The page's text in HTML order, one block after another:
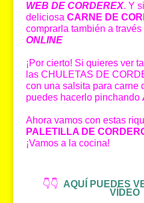
WEB DE CORDEREX. Y
deliciosa CARNE DE
comprarla también a través
ONLINE
¡Por cierto! Si quieres ver
las CHULETAS DE
con una salsita para carne
puedes hacerlo pinchando
Ahora vamos con estas
PALETILLA DE
¡Vamos a la cocina!
👇👇 AQUÍ PUEDES
VÍDEO